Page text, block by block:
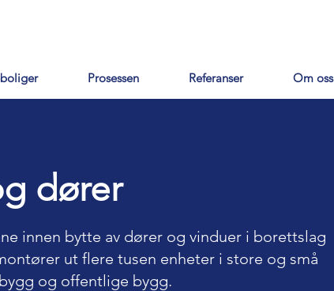
Prosessen Referanser Om oss
dører
innen bytte av dører og vinduer i borettslag
ut flere tusen enheter i store og små
og offentlige bygg.